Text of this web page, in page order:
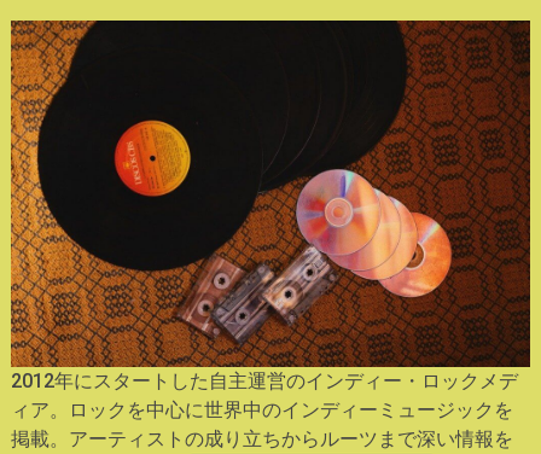
2012年にスタートした自主運営のインディー・ロックメデ
ィア。ロックを中心に世界中のインディーミュージックを
掲載。アーティストの成り立ちからルーツまで深い情報を